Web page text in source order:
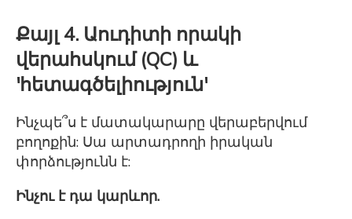
Քայլ 4. Աուդիտի որակի
վերահսկում (QC) և
'հետագծելիություն'
Ինչպե՞ս է մատակարարը վերաբերվում
բողոքին: Սա արտադրողի իրական
փորձությունն է:
Ինչու է դա կարևոր.